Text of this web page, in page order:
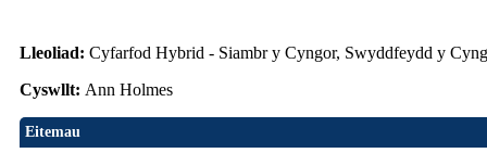
Lleoliad: Cyfarfod Hybrid - Siambr y Cyngor, Swyddfeydd y
Cyswllt: Ann Holmes
Eitemau